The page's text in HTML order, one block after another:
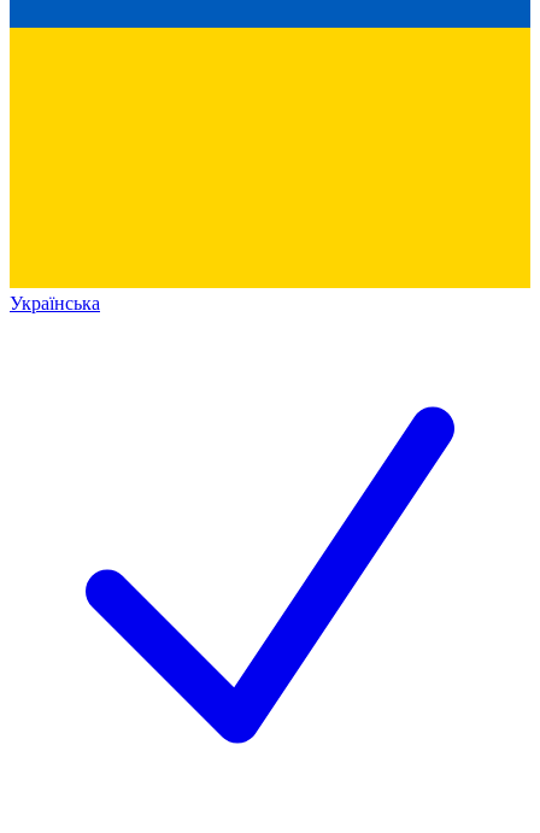
Українська